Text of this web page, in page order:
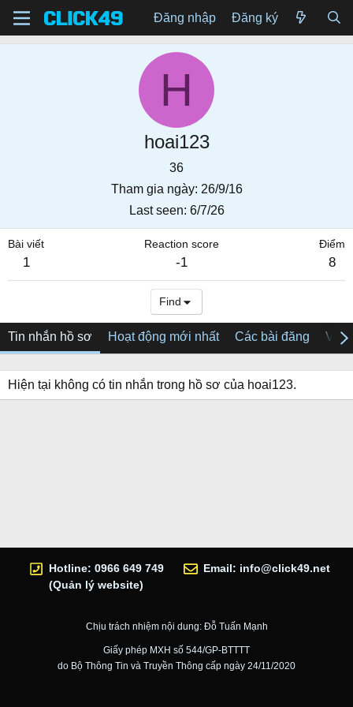
Đăng nhập Đăng ký
H
hoai123
36
Tham gia ngày 26/9/16
Last seen 6/7/26
Bài viết
1
Reaction score
-1
Điểm
8
Find
Tin nhắn hồ sơ Hoạt động mới nhất Các bài đăng Về
Hiện tại không có tin nhắn trong hồ sơ của hoai123.
Hotline: 0966 649 749
(Quản lý website)
Email: info@click49.net
Chịu trách nhiệm nội dung: Đỗ Tuấn Mạnh
Giấy phép MXH số 544/GP-BTTTT
do Bộ Thông Tin và Truyền Thông cấp ngày 24/11/2020